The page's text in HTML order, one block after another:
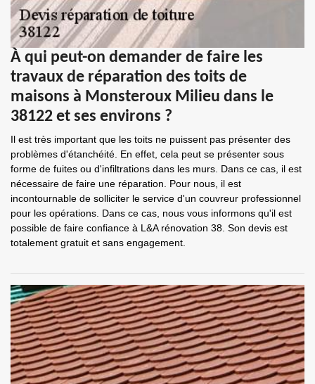
À qui peut-on demander de faire les
travaux de réparation des toits de
maisons à Monsteroux Milieu dans le
38122 et ses environs ?
Il est très important que les toits ne puissent pas présenter des
problèmes d'étanchéité. En effet, cela peut se présenter sous
forme de fuites ou d'infiltrations dans les murs. Dans ce cas, il est
nécessaire de faire une réparation. Pour nous, il est
incontournable de solliciter le service d'un couvreur professionnel
pour les opérations. Dans ce cas, nous vous informons qu'il est
possible de faire confiance à L&A rénovation 38. Son devis est
totalement gratuit et sans engagement.